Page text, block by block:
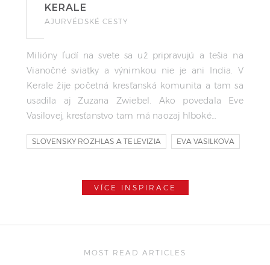
KERALE
AJURVÉDSKÉ CESTY
Milióny ľudí na svete sa už pripravujú a tešia na
Vianočné sviatky a výnimkou nie je ani India. V
Kerale žije početná kresťanská komunita a tam sa
usadila aj Zuzana Zwiebel. Ako povedala Eve
Vasilovej, kresťanstvo tam má naozaj hlboké…
SLOVENSKY ROZHLAS A TELEVIZIA EVA VASILKOVA
VÍCE INSPIRACE
MOST READ ARTICLES